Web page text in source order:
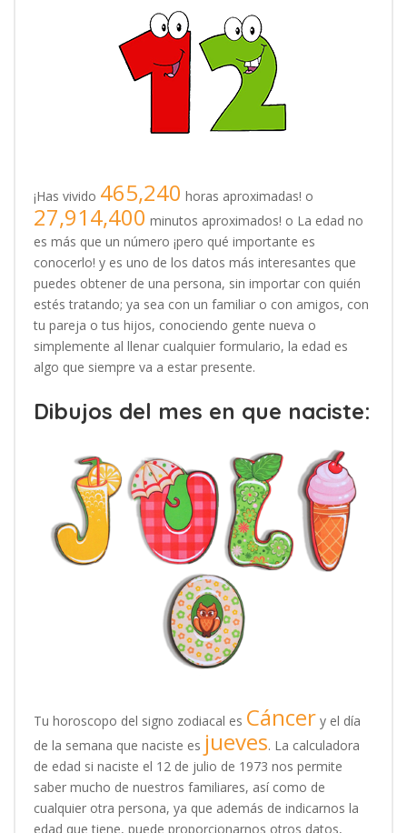
¡Has vivido 465,240 horas aproximadas! o
27,914,400 minutos aproximados! o La edad no
es más que un número ¡pero qué importante es
conocerlo! y es uno de los datos más interesantes que
puedes obtener de una persona, sin importar con quién
estés tratando; ya sea con un familiar o con amigos, con
tu pareja o tus hijos, conociendo gente nueva o
simplemente al llenar cualquier formulario, la edad es
algo que siempre va a estar presente.
Dibujos del mes en que naciste:
Tu horoscopo del signo zodiacal es Cáncer y el día
de la semana que naciste es jueves. La calculadora
de edad si naciste el 12 de julio de 1973 nos permite
saber mucho de nuestros familiares, así como de
cualquier otra persona, ya que además de indicarnos la
edad que tiene, puede proporcionarnos otros datos,